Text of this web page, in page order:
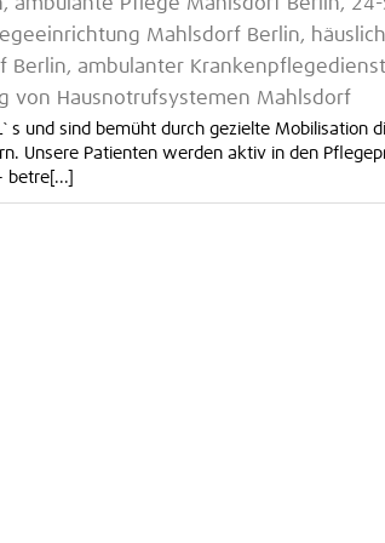
ambulante Pflege Mahlsdorf Berlin, 24-
Mahlsdorf Berlin,
Berlin, ambulanter
von Hausnotrufsystemen Mahlsdorf
s und sind bemüht durch gezielte Mobilisation
Unsere Patienten werden aktiv in den